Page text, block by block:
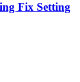
Fix Setting